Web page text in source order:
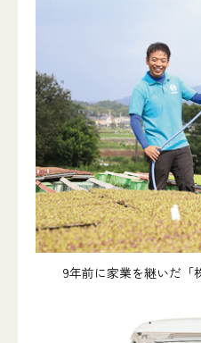
9年前に家業を継いだ「